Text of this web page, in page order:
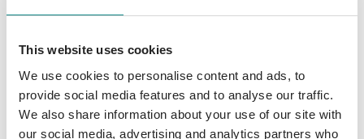
This website uses cookies
We use cookies to personalise content and ads, to
provide social media features and to analyse our traffic.
We also share information about your use of our site with
our social media, advertising and analytics partners who
Nacht, die alles niederreißt. Verzweifelt
gegen die Dämonen der Vergangenheit. Auf
dem schmalen Grat zwischen krampfhafter
Verdrängung und der Suche nach der
Wahrheit finden sie schließlich zu sich selbst,